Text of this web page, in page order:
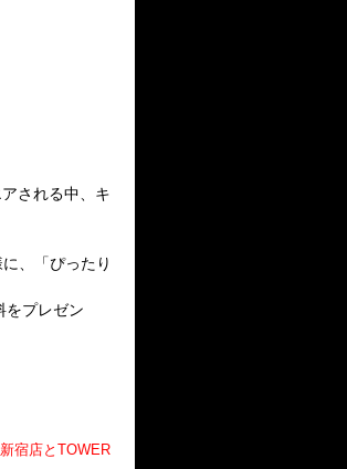
される中、キ
、「ぴったり
をプレゼン
宿店とTOWER